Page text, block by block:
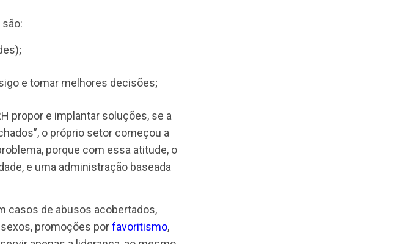
equipe para definir uma qualidade muito
é um ativista confiável é aquele que
confiança (e é mesmo de confiança). Ou
para todos os interessados na empresa,
são: